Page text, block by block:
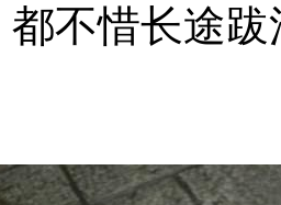
不惜长途